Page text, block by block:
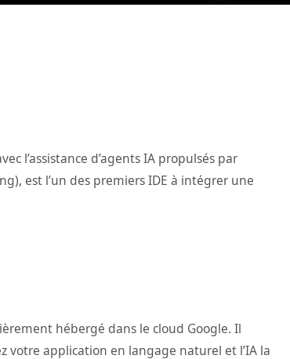
l’assistance d’agents IA propulsés par
est l’un des premiers IDE à intégrer une
hébergé dans le cloud Google. Il
votre application en langage naturel et l’IA la